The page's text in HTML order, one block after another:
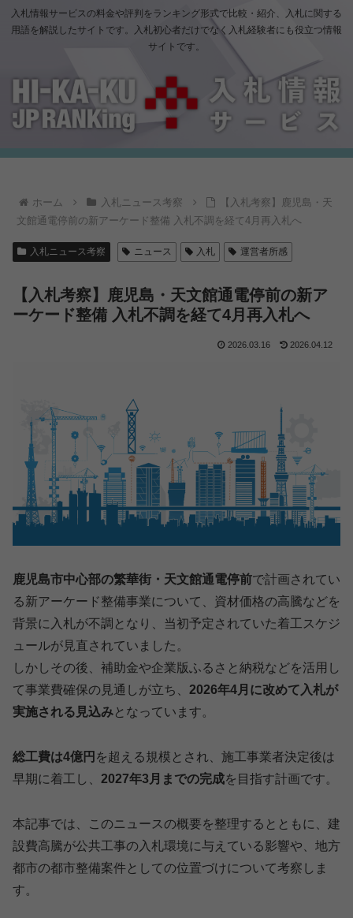
入札情報サービスの料金や評判をランキング形式で比較・紹介、入札に関する
用語を解説したサイトです。入札初心者だけでなく入札経験者にも役立つ情報
サイトです。
ホーム 入札ニュース考察
【入札考察】鹿児島・天
文館通電停前の新アーケード整備 入札不調を経て4月再入札へ
入札ニュース考察 ニュース 入札 運営者所感
【入札考察】鹿児島・天文館通電停前の新ア
ーケード整備 入札不調を経て4月再入札へ
2026.03.16 2026.04.12
鹿児島市中心部の繁華街・天文館通電停前で計画されてい
る新アーケード整備事業について、資材価格の高騰などを
背景に入札が不調となり、当初予定されていた着工スケジ
ュールが見直されていました。
しかしその後、補助金や企業版ふるさと納税などを活用し
て事業費確保の見通しが立ち、 2026年4月に改めて入札が
実施される見込みとなっています。
総工費は4億円 を超える規模とされ、施工事業者決定後は
早期に着工し、 2027年3月までの完成を目指す計画です。
本記事では、このニュースの概要を整理するとともに、建
設費高騰が公共工事の入札環境に与えている影響や、地方
都市の都市整備案件としての位置づけについて考察しま
す。